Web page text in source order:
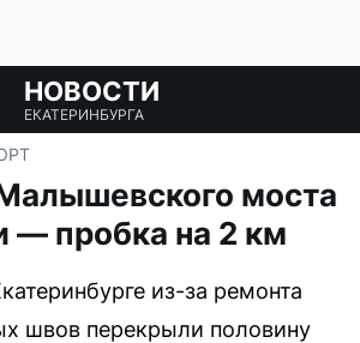
НОВОСТИ
ЕКАТЕРИНБУРГА
моста
— пробка на 2 км
из-за ремонта
швов перекрыли половину